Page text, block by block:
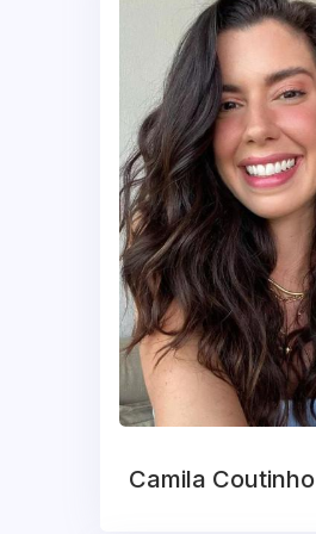
Camila Coutinho